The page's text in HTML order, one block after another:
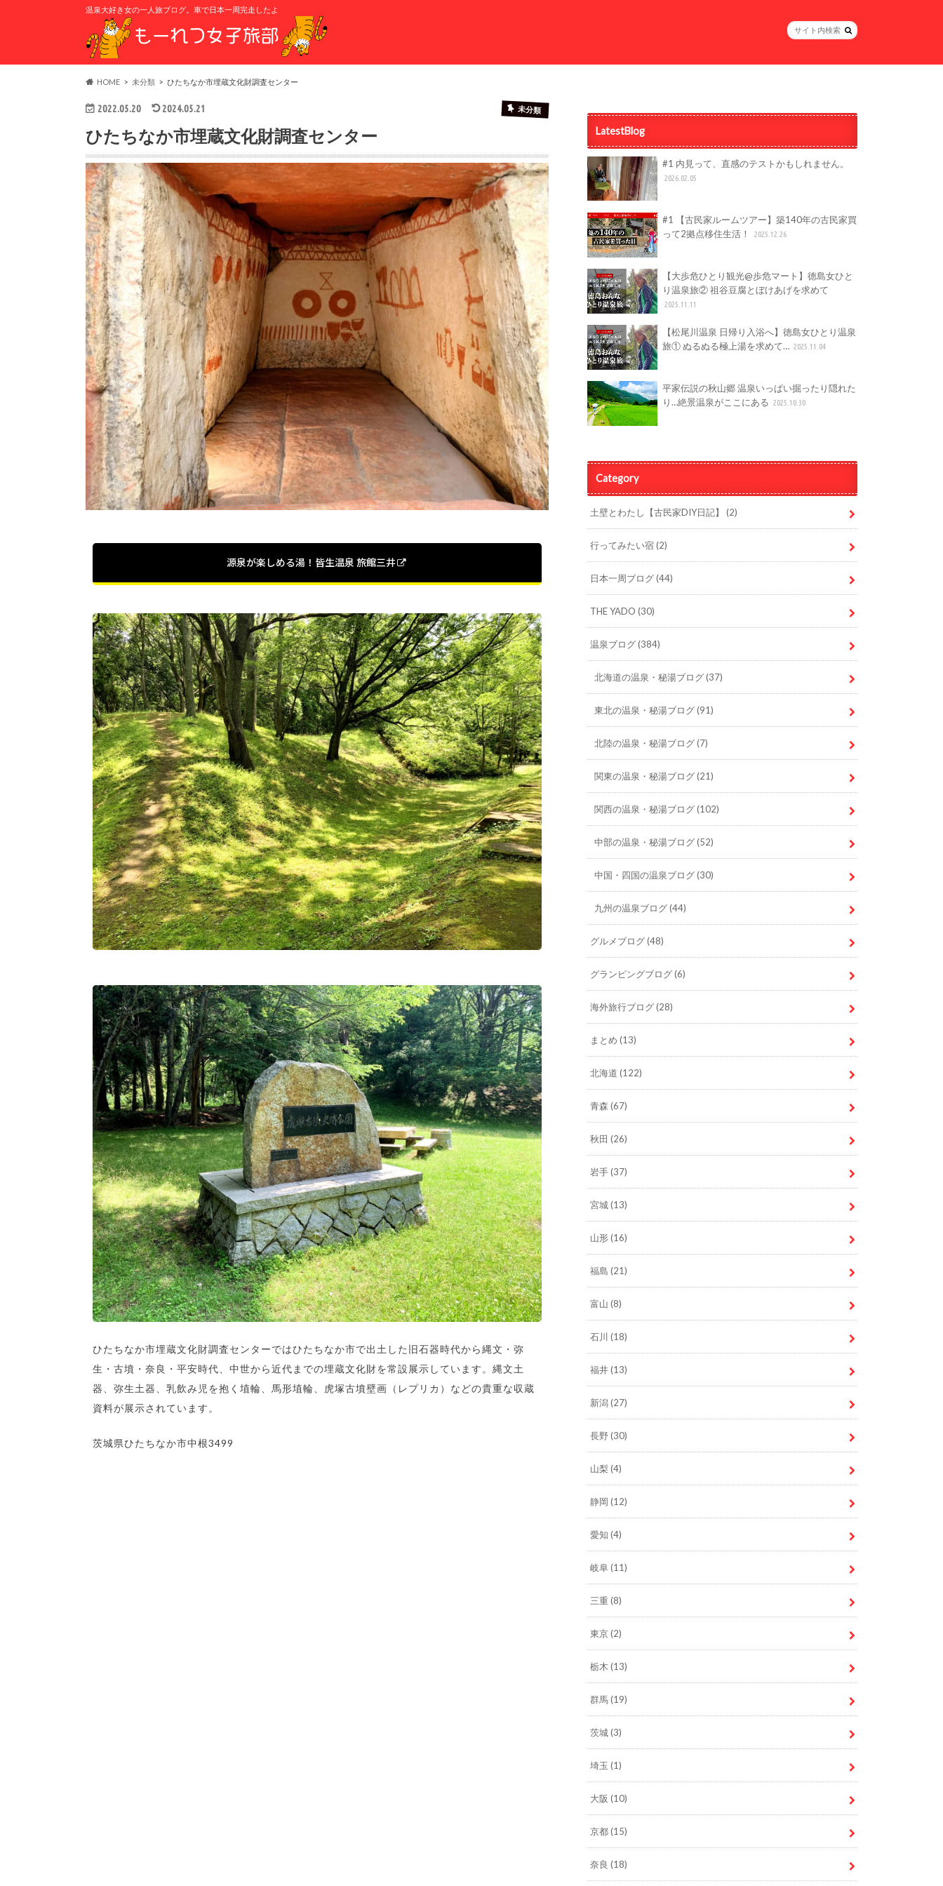
温泉大好き女の一人旅ブログ。車で日本一周完走したよ
HOME 未分類 ひたちなか市埋蔵文化財調査センター
2022.05.20 2024.05.21 未分類
ひたちなか市埋蔵文化財調査センター
源泉が楽しめる湯！皆生温泉 旅館三井
ひたちなか市埋蔵文化財調査センターではひたちなか市で出土した旧石器時代から縄文・弥
生・古墳・奈良・平安時代、中世から近代までの埋蔵文化財を常設展示しています。縄文土
器、弥生土器、乳飲み児を抱く埴輪、馬形埴輪、虎塚古墳壁画（レプリカ）などの貴重な収蔵
資料が展示されています。
茨城県ひたちなか市中根3499
LatestBlog
#1 内見って、直感のテストかもしれません。
2026.02.05
#1 【古民家ルームツアー】築140年の古民家買
って2拠点移住生活！
2025.12.26
【大歩危ひとり観光@歩危マート】徳島女ひと
り温泉旅② 祖谷豆腐とぼけあげを求めて
2025.11.11
【松尾川温泉 日帰り入浴へ】徳島女ひとり温泉
旅① ぬるぬる極上湯を求めて… 2025.11.04
平家伝説の秋山郷 温泉いっぱい掘ったり隠れた
り…絶景温泉がここにある 2025.10.30
Category
土壁とわたし【古民家DIY日記】 (2)
行ってみたい宿(2)
日本一周ブログ(44)
THE YADO (30)
温泉ブログ(384)
北海道の温泉・秘湯ブログ(37)
東北の温泉・秘湯ブログ(91)
北陸の温泉・秘湯ブログ(7)
関東の温泉・秘湯ブログ(21)
関西の温泉・秘湯ブログ(102)
中部の温泉・秘湯ブログ(52)
中国・四国の温泉ブログ(30)
九州の温泉ブログ(44)
グルメブログ(48)
グランピングブログ(6)
海外旅行ブログ(28)
まとめ (13)
北海道 (122)
青森 (67)
秋田 (26)
岩手(37)
宮城(13)
山形(16)
福島 (21)
富山 (8)
石川 (18)
福井(13)
新潟(27)
長野(30)
山梨 (4)
静岡 (12)
愛知 (4)
岐阜(11)
三重 (8)
東京(2)
栃木 (13)
群馬(19)
茨城(3)
埼玉 (1)
大阪 (10)
京都(15)
奈良 (18)